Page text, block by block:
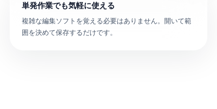
単発作業でも気軽に使える
複雑な編集ソフトを覚える必要はありません。開いて範
囲を決めて保存するだけです。